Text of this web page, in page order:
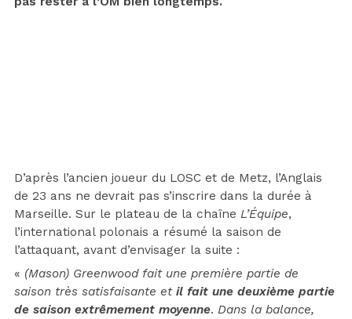
D’après l’ancien joueur du LOSC et de Metz, l’Anglais
de 23 ans ne devrait pas s’inscrire dans la durée à
Marseille. Sur le plateau de la chaîne L’Équipe,
l’international polonais a résumé la saison de
l’attaquant, avant d’envisager la suite :
« (Mason) Greenwood fait une première partie de
saison très satisfaisante et il fait une deuxième partie
de saison extrêmement moyenne. Dans la balance,